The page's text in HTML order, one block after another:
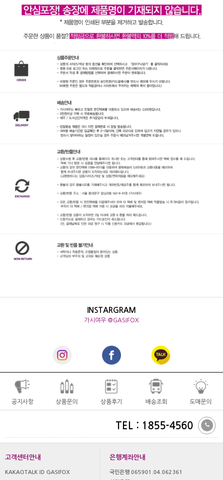
INSTARGRAM
가시여우 @GASIFOX
공지사항 상품문의 상품후기 배송조회 도매문의
TEL : 1855-4560
고객센터안내
KAKAOTALK ID GASIFOX
은행계좌안내
국민은행 065901.04.062361